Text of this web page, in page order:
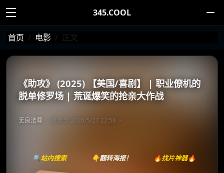
345.COOL
首页 电影 正文
《助攻》 (2025) 【美国/喜剧】 | 职业僚机的
脱单修罗场 | 荒诞爆笑的抢亲大作战
无良法尊 发表于 2026/5/27 22:58
🔍站内搜索 👇翻转海报！ 🔥找片神器🔥